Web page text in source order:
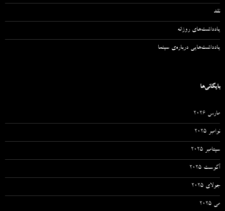
نقد
یادداشت‌های روزانه
یادداشت‌هایی درباره‌ی سینما
بایگانی‌ها
مارس 2026
نوامبر 2025
سپتامبر 2025
آگوست 2025
جولای 2025
می 2025